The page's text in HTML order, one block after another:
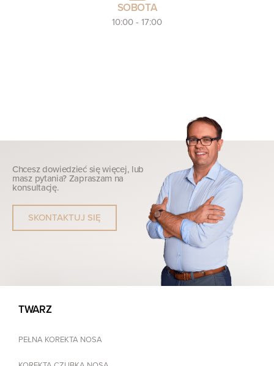
SOBOTA
10:00 - 17:00
Chcesz dowiedzieć się więcej, lub
masz pytania? Zapraszam na
konsultację.
SKONTAKTUJ SIĘ
TWARZ
PEŁNA KOREKTA NOSA